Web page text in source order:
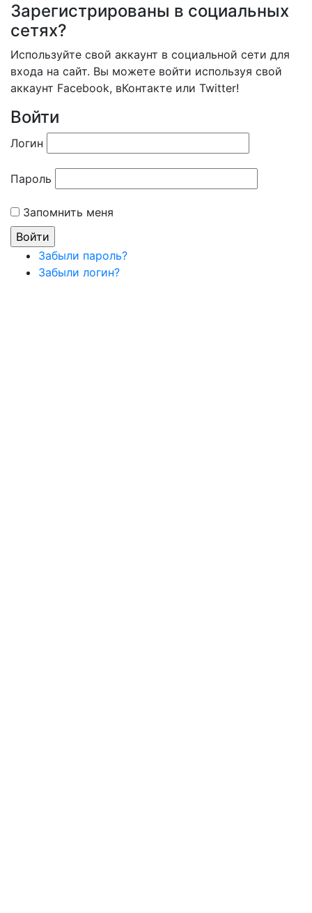
Зарегистрированы в социальных
сетях?
Используйте свой аккаунт в социальной сети для
входа на сайт. Вы можете войти используя свой
аккаунт Facebook, вКонтакте или Twitter!
Войти
Логин
Пароль
Запомнить меня
Забыли пароль?
Забыли логин?